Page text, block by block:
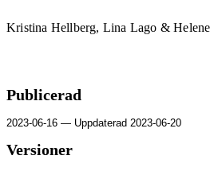
Kristina Hellberg, Lina Lago & Helene
Publicerad
2023-06-16 — Uppdaterad 2023-06-20
Versioner